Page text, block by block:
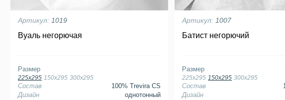
Артикул: 1019
Вуаль негорючая
Состав
100% Trevira CS
Дизайн
однотонный
Размер
225х295 150х295 300х295
Артикул: 1007
Батист негорючий
Состав
Дизайн
Размер
225х295 150х295 300х295